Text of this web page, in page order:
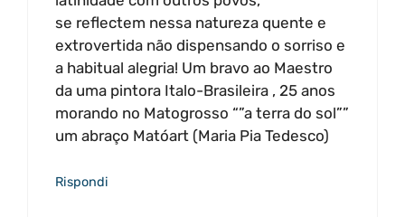
se reflectem nessa natureza quente e
extrovertida não dispensando o sorriso e
a habitual alegria! Um bravo ao Maestro
da uma pintora Italo-Brasileira , 25 anos
morando no Matogrosso “”a terra do sol””
um abraço Matóart (Maria Pia Tedesco)
Rispondi